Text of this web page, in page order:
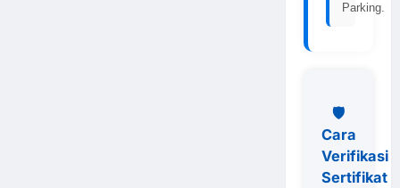
Parking.
🛡️
Cara
Verifikasi
Sertifikat